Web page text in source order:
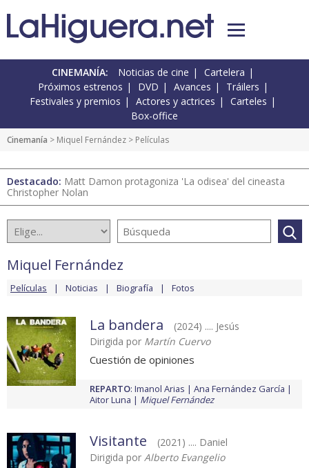
CINEMANÍA: Noticias de cine
Cartelera
Próximos estrenos
DVD Avances
Tráilers
Festivales y premios
Actores y actrices
Carteles
Box-office
Cinemanía > Miquel Fernández > Películas
Destacado: Matt Damon protagoniza 'La odisea' del cineasta
Christopher Nolan
Miquel Fernández
Películas Noticias Biografía Fotos
La bandera
(2024) .... Jesús
Dirigida por Martín Cuervo
Cuestión de opiniones
REPARTO: Imanol Arias
Ana Fernández García
Aitor Luna
Miquel Fernández
Visitante
(2021) .... Daniel
Dirigida por Alberto Evangelio